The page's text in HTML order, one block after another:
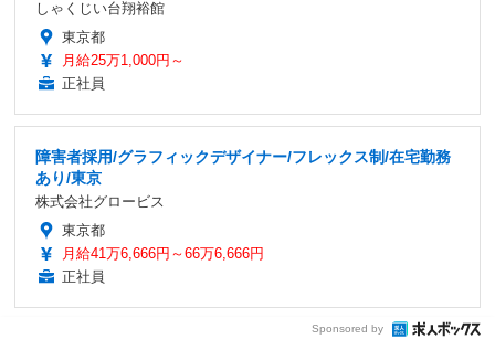
しゃくじい台翔裕館
東京都
月給25万1,000円～
正社員
障害者採用/グラフィックデザイナー/フレックス制/在宅勤務
あり/東京
株式会社グロービス
東京都
月給41万6,666円～66万6,666円
正社員
Sponsored by